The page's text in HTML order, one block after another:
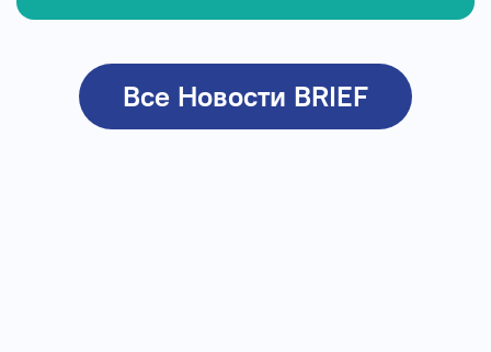
Все Новости BRIEF